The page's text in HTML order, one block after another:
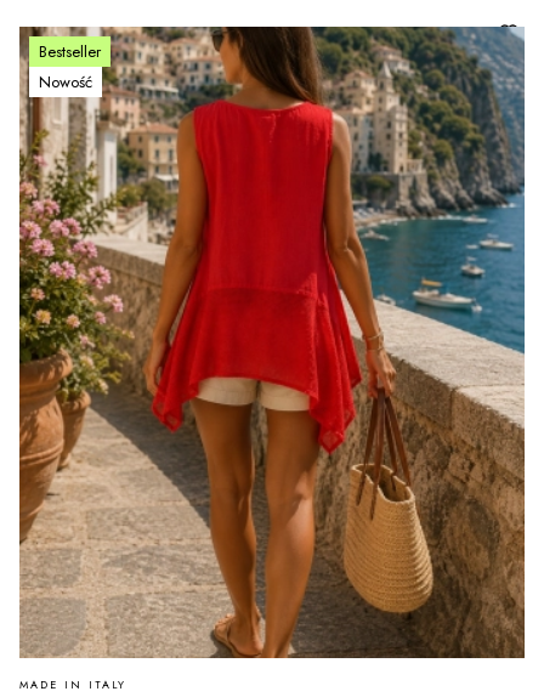
Bestseller
Nowość
PRODUCENT
MADE IN ITALY